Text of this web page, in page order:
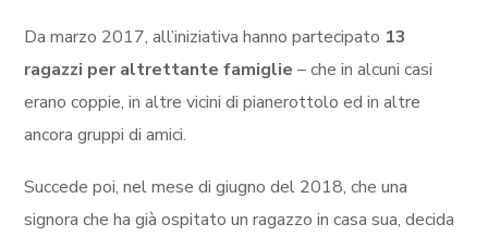
Da marzo 2017, all’iniziativa hanno partecipato 13
ragazzi per altrettante famiglie – che in alcuni casi
erano coppie, in altre vicini di pianerottolo ed in altre
ancora gruppi di amici.
Succede poi, nel mese di giugno del 2018, che una
signora che ha già ospitato un ragazzo in casa sua, decida